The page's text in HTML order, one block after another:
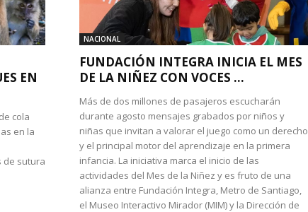
EN
cola
en la
de sutura
NACIONAL
FUNDACIÓN INTEGRA INICIA EL MES
DE LA NIÑEZ CON VOCES ...
Más de dos millones de pasajeros escucharán
durante agosto mensajes grabados por niños y
niñas que invitan a valorar el juego como un derecho
y el principal motor del aprendizaje en la primera
infancia. La iniciativa marca el inicio de las
actividades del Mes de la Niñez y es fruto de una
alianza entre Fundación Integra, Metro de Santiago,
el Museo Interactivo Mirador (MIM) y la Dirección de